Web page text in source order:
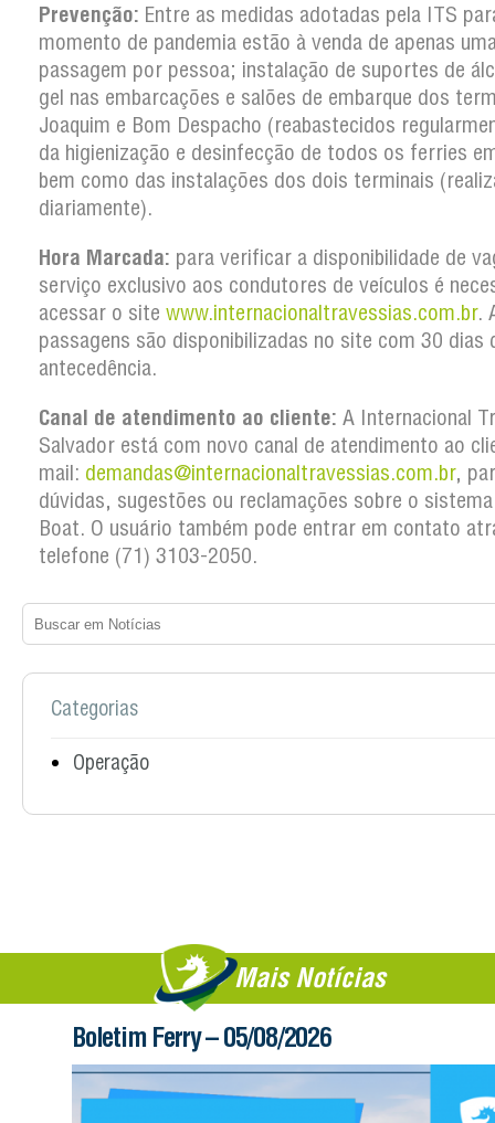
Prevenção: Entre as medidas adotadas pela ITS
momento de pandemia estão à venda de apenas
passagem por pessoa; instalação de suportes de
gel nas embarcações e salões de embarque dos
Joaquim e Bom Despacho (reabastecidos
da higienização e desinfecção de todos os ferries
bem como das instalações dos dois terminais
diariamente).
Hora Marcada: para verificar a disponibilidade de
serviço exclusivo aos condutores de veículos é
acessar o site www.internacionaltravessias.com.br.
passagens são disponibilizadas no site com 30 dias
antecedência.
Canal de atendimento ao cliente: A Internacional
Salvador está com novo canal de atendimento ao
mail: demandas@internacionaltravessias.com.br,
dúvidas, sugestões ou reclamações sobre o
Boat. O usuário também pode entrar em contato
telefone (71) 3103-2050.
Categorias
Operação
Mais Notícias
Boletim Ferry – 05/08/2026